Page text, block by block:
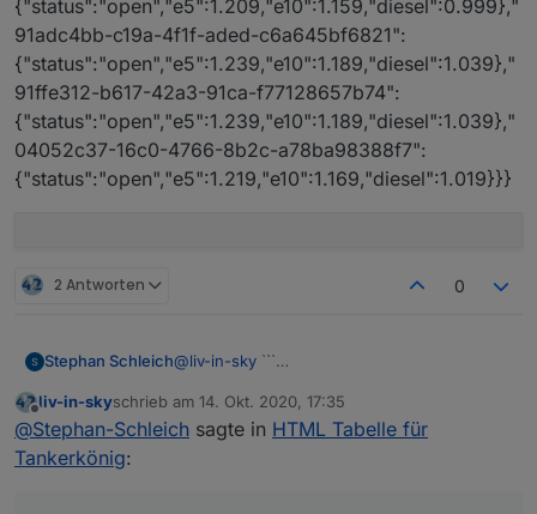
{"status":"open","e5":1.209,"e10":1.159,"diesel":0.999},"
91adc4bb-c19a-4f1f-aded-c6a645bf6821":
{"status":"open","e5":1.239,"e10":1.189,"diesel":1.039},"
91ffe312-b617-42a3-91ca-f77128657b74":
{"status":"open","e5":1.239,"e10":1.189,"diesel":1.039},"
04052c37-16c0-4766-8b2c-a78ba98388f7":
{"status":"open","e5":1.219,"e10":1.169,"diesel":1.019}}}
2 Antworten 0
Stephan Schleich@liv-in-sky ```
https://creativecommons.tankerkoenig.de","d
ata":"MTS-K","prices":{"a314d76c-c570-
Offline
liv-in-skyschrieb am 14. Okt. 2020, 17:35
zuletzt editiert von
@Stephan-Schleich sagte in HTML Tabelle für
Tankerkönig: